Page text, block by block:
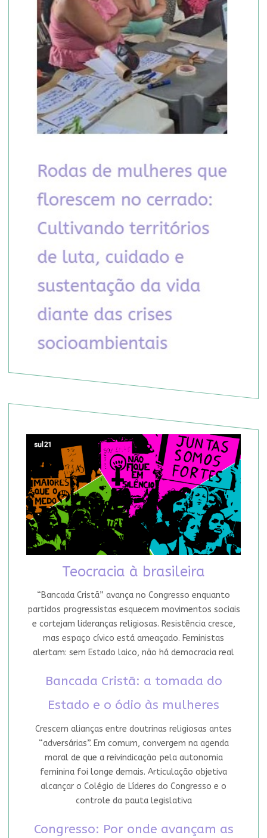
Teocracia à brasileira
“Bancada Cristã” avança no Congresso enquanto
partidos progressistas esquecem movimentos sociais
e cortejam lideranças religiosas. Resistência cresce,
mas espaço cívico está ameaçado. Feministas
alertam: sem Estado laico, não há democracia real
Bancada Cristã: a tomada do
Estado e o ódio às mulheres
Crescem alianças entre doutrinas religiosas antes
“adversárias”. Em comum, convergem na agenda
moral de que a reivindicação pela autonomia
feminina foi longe demais. Articulação objetiva
alcançar o Colégio de Líderes do Congresso e o
controle da pauta legislativa
Congresso: Por onde avançam as